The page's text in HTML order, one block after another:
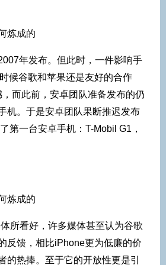
年发布。但此时，一件影响手
候谷歌和苹果还是友好的合作
而此前，安卓团队准备发布的仍
机。于是安卓团队果断推迟发布
第一台安卓手机：T-Mobil G1，
所看好，许多媒体甚至认为谷歌
反馈，相比iPhone更为低廉的价
热捧。至于它的开放性更是引